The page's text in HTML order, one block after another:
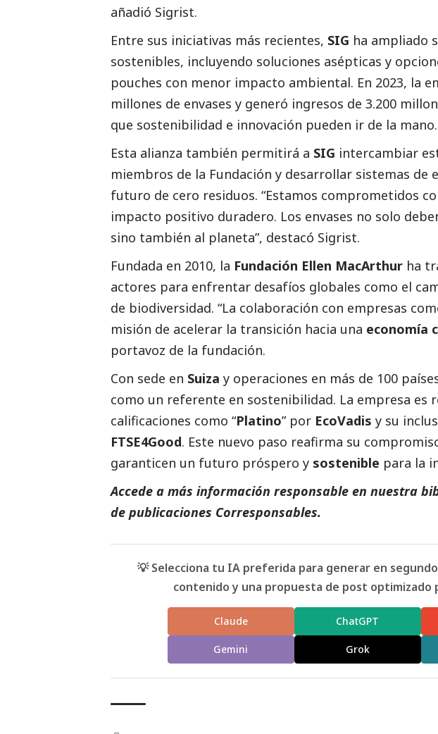
añadió Sigrist.
Entre sus iniciativas más recientes, SIG ha ampliado
sostenibles, incluyendo soluciones asépticas y
pouches con menor impacto ambiental. En 2023, la
millones de envases y generó ingresos de 3.200
que sostenibilidad e innovación pueden ir de la mano.
Esta alianza también permitirá a SIG intercambiar
miembros de la Fundación y desarrollar sistemas de
futuro de cero residuos. “Estamos comprometidos
impacto positivo duradero. Los envases no solo
sino también al planeta”, destacó Sigrist.
Fundada en 2010, la Fundación Ellen MacArthur ha
actores para enfrentar desafíos globales como el
de biodiversidad. “La colaboración con empresas
misión de acelerar la transición hacia una economía
portavoz de la fundación.
Con sede en Suiza y operaciones en más de 100
como un referente en sostenibilidad. La empresa es
calificaciones como “Platino” por EcoVadis y su
FTSE4Good. Este nuevo paso reafirma su
garanticen un futuro próspero y sostenible para la
Accede a más información responsable en nuestra
de publicaciones Corresponsables.
💡 Selecciona tu IA preferida para generar en
contenido y una propuesta de post optimizado
Claude ChatGPT
Gemini Grok